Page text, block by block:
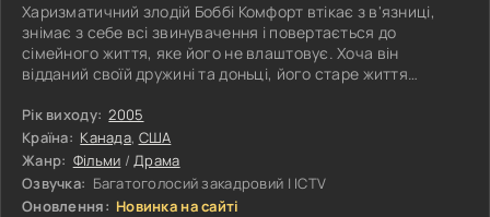
Харизматичний злодій Боббі Комфорт втікає з в'язниці,
знімає з себе всі звинувачення і повертається до
сімейного життя, яке його не влаштовує. Хоча він
відданий своїй дружині та доньці, його старе життя
буквальному сенсі, у вигляді винахідливого Семмі Нало.
За допомогою старого напарника Комфорта вони
починають грабувати шикарні готелі Нью-Йорка, тоді як
двоюрідний брат і незграбний поліцейський Філ Перріс
вважає, що зможе навернути Комфорта на
Рік виходу: 2005
Країна: Канада, США
Жанр: Фільми /Драма
Озвучка: Багатоголосий закадровий | ICTV
Оновлення: Новинка на сайті